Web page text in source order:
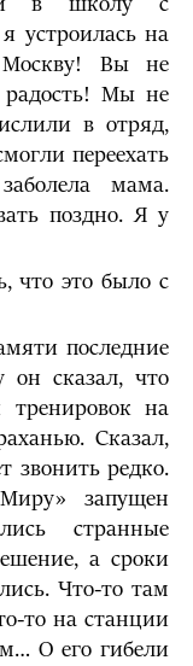
устроилась на
Вы не
радость! Мы не
в отряд,
переехать
мама.
поздно. Я у
что это было с
последние
сказал, что
на
Сказал,
звонить редко.
запущен
странные
а сроки
Что-то там
то на станции
О его гибели